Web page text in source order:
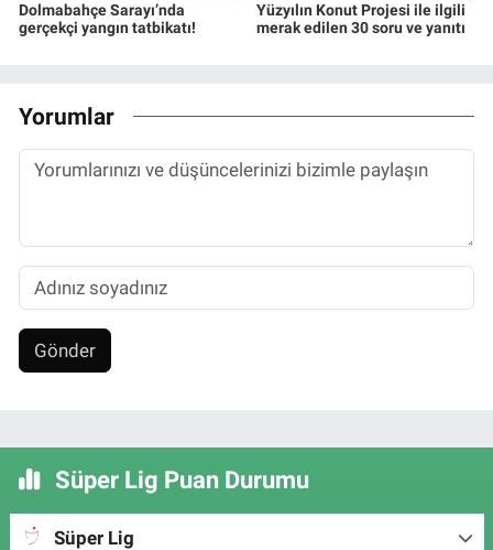
Dolmabahçe Sarayı’nda
gerçekçi yangın tatbikatı!
Yüzyılın Konut Projesi ile ilgili
merak edilen 30 soru ve yanıtı
Yorumlar
Gönder
Süper Lig Puan Durumu
Süper Lig